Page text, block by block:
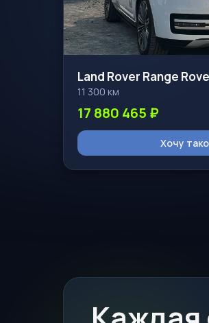
Land Rover Range
11 300 км
17 880 465 ₽
Хочу